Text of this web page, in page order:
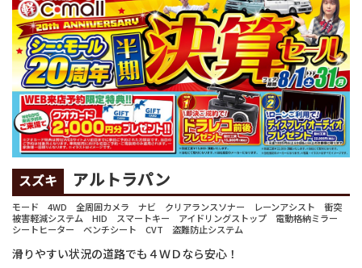
スズキ アルトラパン
モード 4WD 全周囲カメラ ナビ クリアランスソナー レーンアシスト 衝突
被害軽減システム HID スマートキー アイドリングストップ 電動格納ミラー
シートヒーター ベンチシート CVT 盗難防止システム
滑りやすい状況の道路でも４ＷＤなら安心！